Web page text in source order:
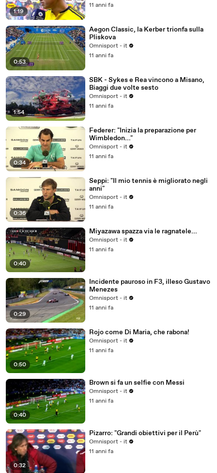
1:19
11 anni fa
0:53
Aegon Classic, la Kerber trionfa sulla
Pliskova
Omnisport - it
11 anni fa
1:54
SBK - Sykes e Rea vincono a Misano,
Biaggi due volte sesto
Omnisport - it
11 anni fa
0:34
Federer: "Inizia la preparazione per
Wimbledon..."
Omnisport - it
11 anni fa
0:36
Seppi: "Il mio tennis è migliorato negli
anni"
Omnisport - it
11 anni fa
0:40
Miyazawa spazza via le ragnatele...
Omnisport - it
11 anni fa
0:29
Incidente pauroso in F3, illeso Gustavo
Menezes
Omnisport - it
11 anni fa
0:50
Rojo come Di Maria, che rabona!
Omnisport - it
11 anni fa
0:40
Brown si fa un selfie con Messi
Omnisport - it
11 anni fa
0:32
Pizarro: "Grandi obiettivi per il Perù"
Omnisport - it
11 anni fa